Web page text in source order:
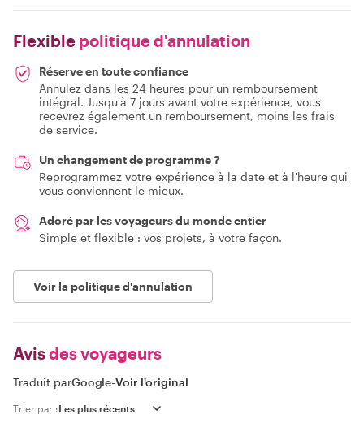
Flexible politique d'annulation
Réserve en toute confiance
Annulez dans les 24 heures pour un remboursement
intégral. Jusqu'à 7 jours avant votre expérience, vous
recevrez également un remboursement, moins les frais
de service.
Un changement de programme ?
Reprogrammez votre expérience à la date et à l'heure qui
vous conviennent le mieux.
Adoré par les voyageurs du monde entier
Simple et flexible : vos projets, à votre façon.
Voir la politique d'annulation
Avisdes voyageurs
Traduit parGoogle-Voir l'original
Trier par :